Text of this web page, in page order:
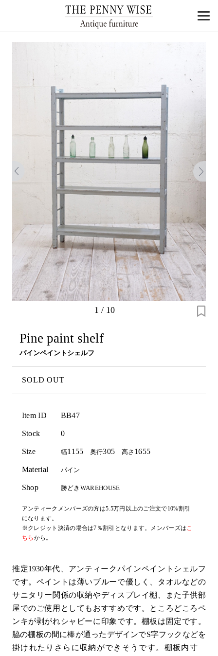
1 / 10
Pine paint shelf
パインペイントシェルフ
SOLD OUT
Item ID BB47
Stock 0
Size 幅1155 奥行305 高さ 1655
Material パイン
Shop 勝どきWAREHOUSE
アンティークメンバーズの方は5.5万円以上のご注文で10%割引
になります。
※クレジット決済の場合は7％割引となります。メンバーズはこ
ちら から。
推定1930年代、アンティークパインペイントシェルフ
です。ペイントは薄いブルーで優しく、タオルなどの
サニタリー関係の収納やディスプレイ棚、また子供部
屋でのご使用としてもおすすめです。ところどころペ
ンキが剥がれシャビーに印象です。棚板は固定です。
脇の棚板の間に棒が通ったデザインでS字フックなどを
掛けれたりさらに収納ができそうです。棚板内寸